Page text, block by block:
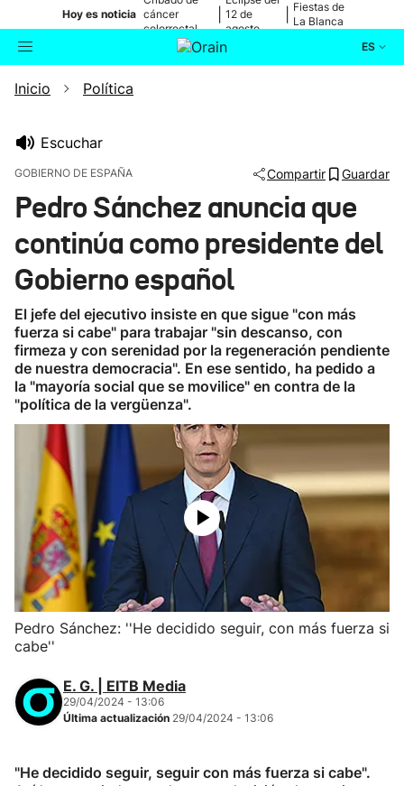
Hoy es noticia cáncer
colorrectal
12 de
agosto
Fiestas de
La Blanca
ES
Buscador
Ikusmiran
Eguraldia
Inicio Política
Escuchar
GOBIERNO DE ESPAÑA Compartir Guardar
Pedro Sánchez anuncia que
continúa como presidente del
Gobierno español
El jefe del ejecutivo insiste en que sigue "con más
fuerza si cabe" para trabajar "sin descanso, con
firmeza y con serenidad por la regeneración pendiente
de nuestra democracia". En ese sentido, ha pedido a
la "mayoría social que se movilice" en contra de la
"política de la vergüenza".
Pedro Sánchez: ''He decidido seguir, con más fuerza si
cabe''
E. G. | EITB Media
29/04/2024 - 13:06
Última actualización 29/04/2024 - 13:06
"He decidido seguir, seguir con más fuerza si cabe".